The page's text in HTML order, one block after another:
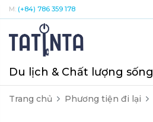
M: (+84) 786 359 178
Du lịch & Chất lượng sống
Trang chủ Phương tiện đi lại